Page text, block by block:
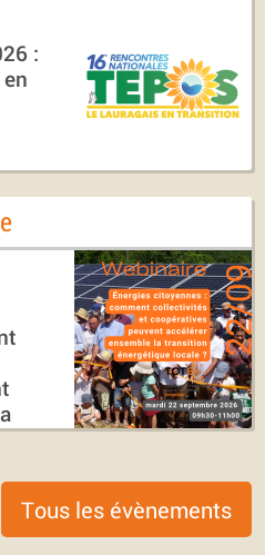
:
Tous les évènements